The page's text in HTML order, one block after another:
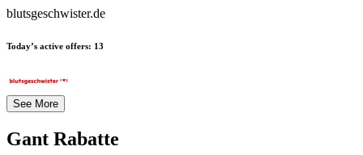
blutsgeschwister.de
Today’s active offers: 13
See More
Gant Rabatte